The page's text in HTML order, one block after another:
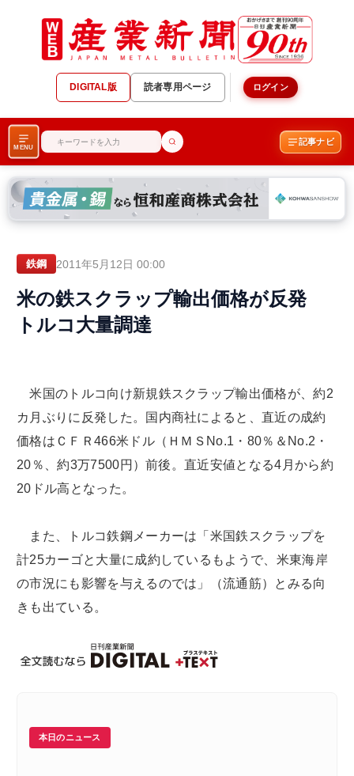
DIGITAL版 読者専用ページ ログイン
MENU
記事ナビ
鉄鋼 2011年5月12日 00:00
米の鉄スクラップ輸出価格が反発
トルコ大量調達
米国のトルコ向け新規鉄スクラップ輸出価格が、約2
カ月ぶりに反発した。国内商社によると、直近の成約
価格はＣＦＲ466米ドル（ＨＭＳNo.1・80％＆No.2・
20％、約3万7500円）前後。直近安値となる4月から約
20ドル高となった。
また、トルコ鉄鋼メーカーは「米国鉄スクラップを
計25カーゴと大量に成約しているもようで、米東海岸
の市況にも影響を与えるのでは」（流通筋）とみる向
きも出ている。
本日のニュース